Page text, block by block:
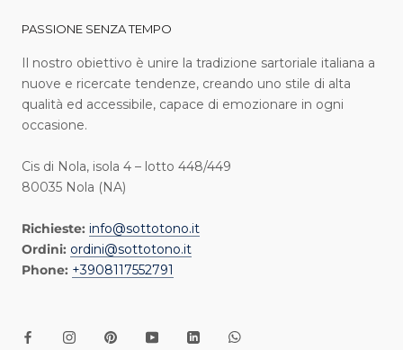
PASSIONE SENZA TEMPO
I l nostro obiettivo è unire la tradizione sartoriale italiana a
nuove e ricercate tendenze, creando uno stile di alta
qualità ed accessibile, capace di emozionare in ogni
occasione.
Cis di Nola, isola 4 – lotto 448/449
80035 Nola (NA)
Richieste: info@sottotono.it
Ordini: ordini@sottotono.it
Phone: +3908117552791